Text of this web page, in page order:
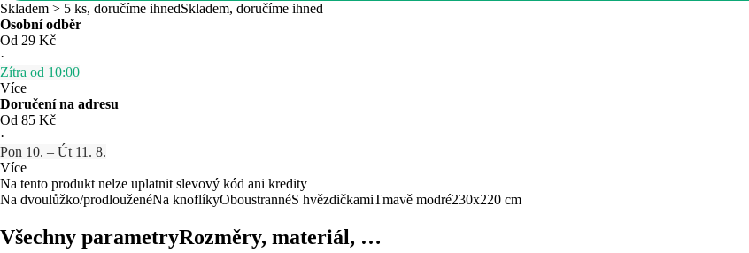
Skladem > 5 ks, doručíme ihnedSkladem, doručíme ihned
Osobní odběr
Od 29 Kč
·
Zítra od 10:00
Více
Doručení na adresu
Od 85 Kč
·
Pon 10. – Út 11. 8.
Více
Na tento produkt nelze uplatnit slevový kód ani kredity
Na dvoulůžko/prodlouženéNa knoflíkyOboustrannéS hvězdičkamiTmavě modré230x220 cm
Všechny parametryRozměry, materiál, …